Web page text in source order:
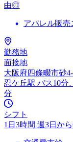
由◎
アパレル販売
勤務地
面接地
大阪府四條畷市砂
忍ケ丘駅 バス10分
分
シフト
1日3時間 週3日か